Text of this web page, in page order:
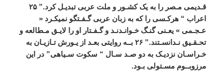
قـديمی مـصر را به يک کشـور و ملت عربی تبديـل کرد.”۲۵
اعراب “هرکـسی را که به زبان عربی گـفـتگو نمیکـرد «
عـجـمی »يعـنی گنـگ خـوانـدنـد و گـفـتار او را لايـق مـطالعه و
تحـقـيق نـدانسـتند.”۲۶ بــه روايتی بعـد از يـورش تـازيـان به
خـراسـان نزديـک به دو صـد سـال “ سکوت سـياهی”در
اين
مرزوبــوم مسـتولی بـود.